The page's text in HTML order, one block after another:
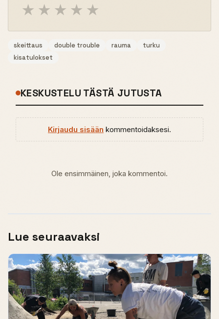
★ ★ ★ ★ ★
skeittaus double trouble rauma
turku
kisatulokset
KESKUSTELU TÄSTÄ JUTUSTA
Kirjaudu sisään kommentoidaksesi.
Ole ensimmäinen, joka kommentoi.
Lue seuraavaksi